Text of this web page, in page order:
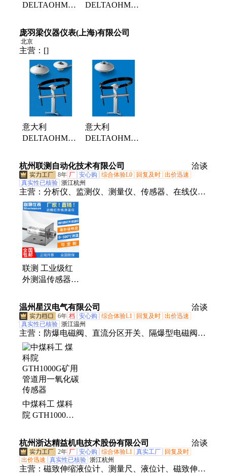
DELTAOHM一
（LP PYRA
12）
DELTAOHM一
（LP PYRA
12S12）
庞羽梁仪器仪表(上海)有限公司
北京
主营： []
意大利
DELTAOHM
级散射传感器
意大利
DELTAOHM
基准级总辐射传
感器
杭州联测自动化技术有限公司 洽谈
8年 厂 安心购 综合体验L0 回复及时 出价迅速
真实性已核验 浙江杭州
主营： 分析仪、监测仪、测量仪、传感器、在线仪、
测定仪、排水管、流量计、电导率、监控仪、电磁
流、电极orp、变送器、控制器、测试仪、校验仪、
氧探头、溶氧仪、浊度仪、探测仪、检测器、检测
仪、自来水、压力表、液位计
联测 工业级红
外测温传感器
在线非接触式检
测 抗干扰强
温州星汉电气有限公司 洽谈
6年 档 安心购 综合体验L1 回复及时 出价迅速
真实性已核验 浙江温州
主营： 防爆电磁阀、直流分区开关、隔爆型电磁阀、
一氧化碳传感器、采煤机用接触器
中煤科工 煤科
院 GTH1000G
化碳传感器
杭州浙达精益机电技术股份有限公司 洽谈
2年 厂 安心购 综合体验L1 真实工厂
回复及时
出价迅速
真实性已核验 浙江杭州
主营： 磁致伸缩液位计、测量尺、液位计、磁致伸缩